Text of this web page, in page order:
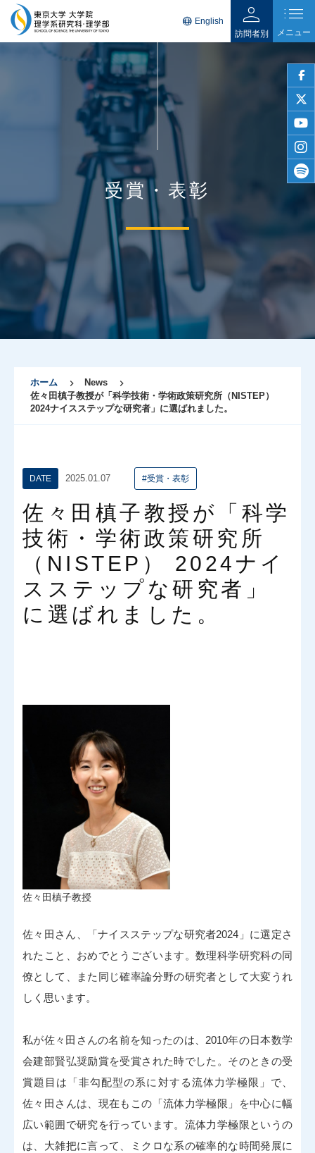
twitter
language English person
訪問者別
list
メニュー
受賞・表彰
ホーム
News
佐々田槙子教授が「科学技術・学術政策研究所（NISTEP）
2024ナイスステップな研究者」に選ばれました。
DATE 2025.01.07 #受賞・表彰
佐々田槙子教授が「科学
技術・学術政策研究所
（NISTEP） 2024ナイ
スステップな研究者」
に選ばれました。
佐々田槙子教授
佐々田さん、「ナイスステップな研究者2024」に選定さ
れたこと、おめでとうございます。数理科学研究科の同
僚として、また同じ確率論分野の研究者として大変うれ
しく思います。
私が佐々田さんの名前を知ったのは、2010年の日本数学
会建部賢弘奨励賞を受賞された時でした。そのときの受
賞題目は「非勾配型の系に対する流体力学極限」で、
佐々田さんは、現在もこの「流体力学極限」を中心に幅
広い範囲で研究を行っています。流体力学極限というの
は、大雑把に言って、ミクロな系の確率的な時間発展に